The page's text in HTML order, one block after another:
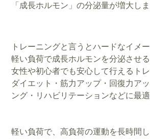
「成長ホルモン」の分泌量が増大しま
トレーニングと言うとハードなイメ
軽い負荷で成長ホルモンを分泌させ
女性や初心者でも安心して行えるトレ
ダイエット・筋力アップ・回復力ア
ング・リハビリテーションなどに最
軽い負荷で、高負荷の運動を長時間